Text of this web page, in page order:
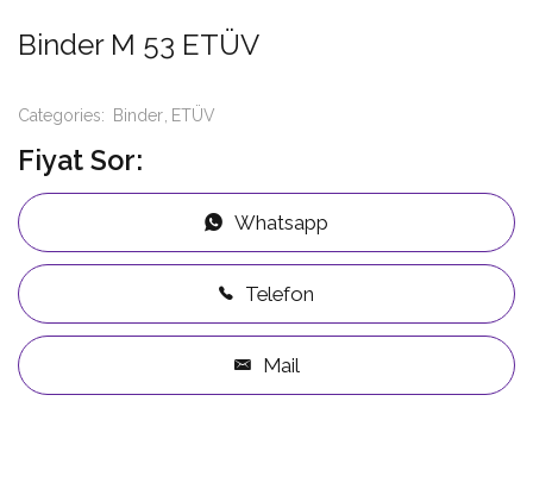
Binder M 53 ETÜV
Categories: Binder ETÜV
Fiyat Sor:
Whatsapp
Telefon
Mail